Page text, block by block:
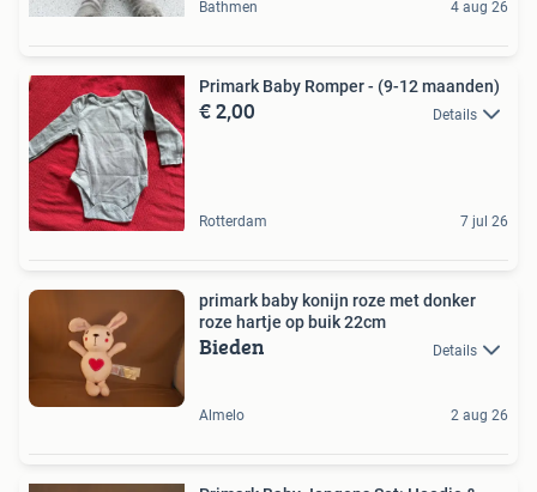
Bathmen 4 aug 26
Primark Baby Romper - (9-12 maanden)
€ 2,00 Details
Rotterdam 7 jul 26
primark baby konijn roze met donker
roze hartje op buik 22cm
Bieden Details
Almelo 2 aug 26